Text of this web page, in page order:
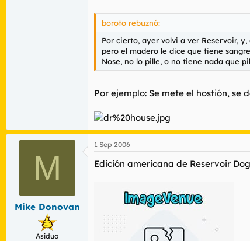
boroto rebuznó:
Por cierto, ayer volvi a ver Reservoir,
pero el madero le dice que tiene
Nose, no lo pille, o no tiene nada que
Por ejemplo: Se mete el hostión, se
M
Mike Donovan
Asiduo
1 Sep 2006
Edición americana de Reservoir